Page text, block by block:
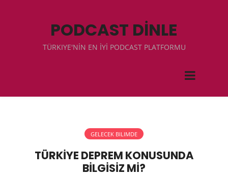
PODCAST DİNLE
TÜRKIYE'NİN EN İYİ PODCAST PLATFORMU
GELECEK BILIMDE
TÜRKİYE DEPREM KONUSUNDA
BİLGİSİZ Mİ?